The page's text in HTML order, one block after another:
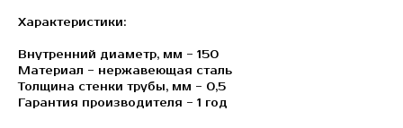
Характеристики:
Внутренний диаметр, мм - 150
Материал - нержавеющая сталь
Толщина стенки трубы, мм - 0,5
Гарантия производителя - 1 год